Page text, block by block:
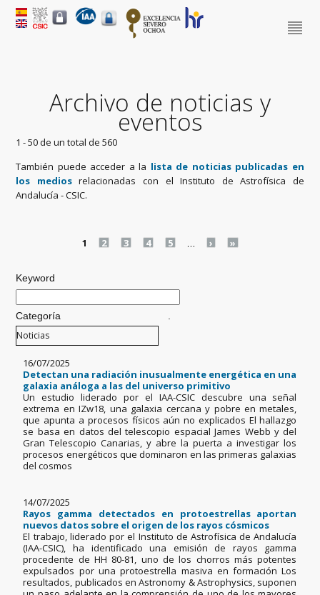
Archivo de noticias y
eventos
1 - 50 de un total de 560
También puede acceder a la lista de noticias publicadas en
los mediosrelacionadas con el Instituto de Astrofísica de
Andalucía - CSIC.
1 2 3 4 5 … › »
Keyword
Categoría
16/07/2025
Detectan una radiación inusualmente energética en una
galaxia análoga a las del universo primitivo
Un estudio liderado por el IAA-CSIC descubre una señal
extrema en IZw18, una galaxia cercana y pobre en metales,
que apunta a procesos físicos aún no explicados El hallazgo
se basa en datos del telescopio espacial James Webb y del
Gran Telescopio Canarias, y abre la puerta a investigar los
procesos energéticos que dominaron en las primeras galaxias
del cosmos
14/07/2025
Rayos gamma detectados en protoestrellas aportan
nuevos datos sobre el origen de los rayos cósmicos
El trabajo, liderado por el Instituto de Astrofísica de Andalucía
(IAA-CSIC), ha identificado una emisión de rayos gamma
procedente de HH 80-81, uno de los chorros más potentes
expulsados por una protoestrella masiva en formación Los
resultados, publicados en Astronomy & Astrophysics, suponen